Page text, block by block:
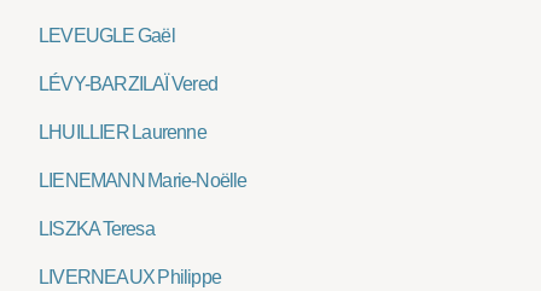
LEVEUGLE Gaël
LÉVY-BARZILAÏ Vered
LHUILLIER Laurenne
LIENEMANN Marie-Noëlle
LISZKA Teresa
LIVERNEAUX Philippe